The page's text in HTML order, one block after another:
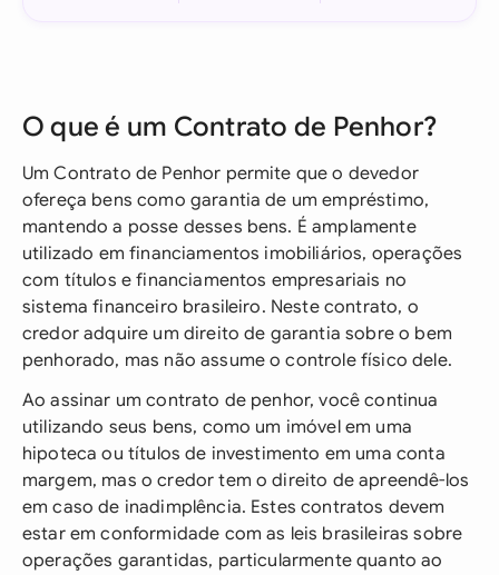
O que é um Contrato de Penhor?
Um Contrato de Penhor permite que o devedor
ofereça bens como garantia de um empréstimo,
mantendo a posse desses bens. É amplamente
utilizado em financiamentos imobiliários, operações
com títulos e financiamentos empresariais no
sistema financeiro brasileiro. Neste contrato, o
credor adquire um direito de garantia sobre o bem
penhorado, mas não assume o controle físico dele.
Ao assinar um contrato de penhor, você continua
utilizando seus bens, como um imóvel em uma
hipoteca ou títulos de investimento em uma conta
margem, mas o credor tem o direito de apreendê-los
em caso de inadimplência. Estes contratos devem
estar em conformidade com as leis brasileiras sobre
operações garantidas, particularmente quanto ao